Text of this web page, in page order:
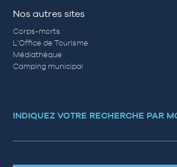
Nos autres sites
Corps-morts
L’Office de Tourisme
Médiathèque
Camping municipal
INDIQUEZ VOTRE RECHERCHE PAR